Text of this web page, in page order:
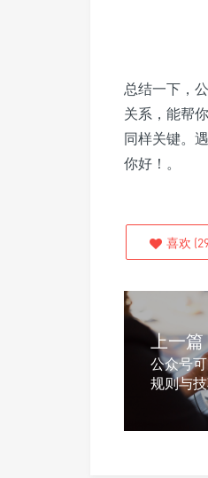
总结一下，
关系，能帮
同样关键。
你好！。
喜欢 (
上一篇
公众号
规则与